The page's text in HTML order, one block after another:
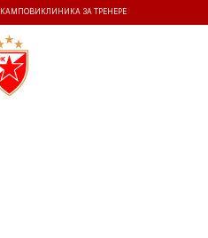
КАМПОВИ КЛИНИКА ЗА ТРЕНЕРЕ